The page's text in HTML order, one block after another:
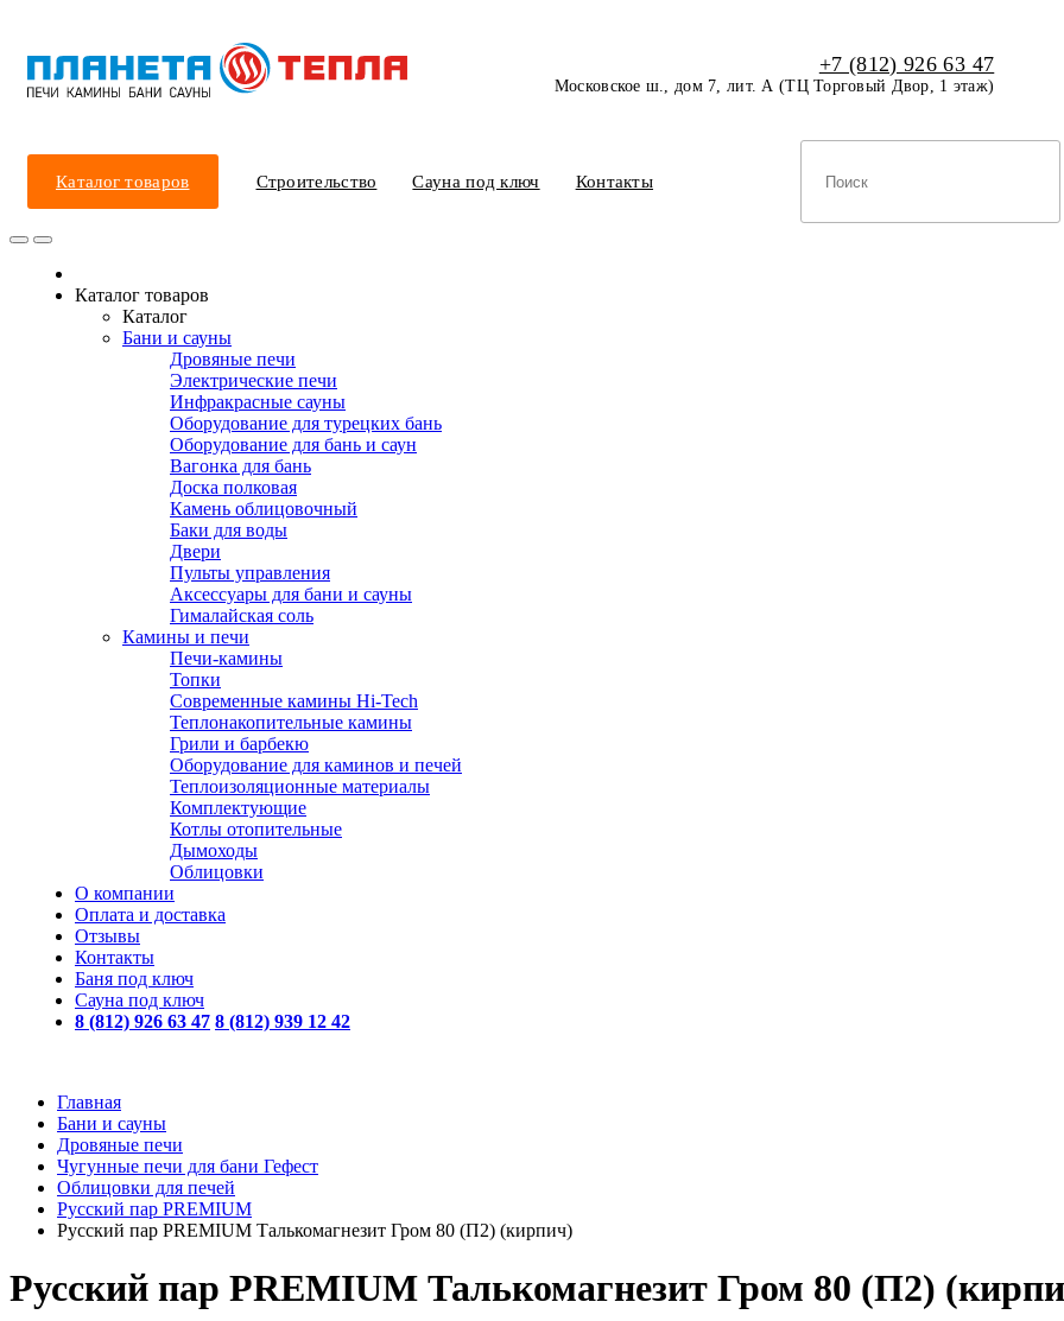
+7 (812) 926 63 47
Московское ш., дом 7, лит. А (ТЦ Торговый Двор, 1 этаж)
Каталог товаров Строительство Сауна под ключ Контакты
Каталог товаров
Каталог
Бани и сауны
Дровяные печи
Электрические печи
Инфракрасные сауны
Оборудование для турецких бань
Оборудование для бань и саун
Вагонка для бань
Доска полковая
Камень облицовочный
Баки для воды
Двери
Пульты управления
Аксессуары для бани и сауны
Гималайская соль
Камины и печи
Печи-камины
Топки
Современные камины Hi-Tech
Теплонакопительные камины
Грили и барбекю
Оборудование для каминов и печей
Теплоизоляционные материалы
Комплектующие
Котлы отопительные
Дымоходы
Облицовки
О компании
Оплата и доставка
Отзывы
Контакты
Баня под ключ
Сауна под ключ
8 (812) 926 63 47 8 (812) 939 12 42
Главная
Бани и сауны
Дровяные печи
Чугунные печи для бани Гефест
Облицовки для печей
Русский пар PREMIUM
Русский пар PREMIUM Талькомагнезит Гром 80 (П2) (кирпич)
Русский пар PREMIUM Талькомагнезит Гром 80 (П2)